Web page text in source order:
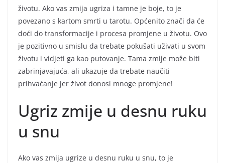
životu. Ako vas zmija ugriza i tamne je boje, to je
povezano s kartom smrti u tarotu. Općenito znači da će
doći do transformacije i procesa promjene u životu. Ovo
je pozitivno u smislu da trebate pokušati uživati u svom
životu i vidjeti ga kao putovanje. Tama zmije može biti
zabrinjavajuća, ali ukazuje da trebate naučiti
prihvaćanje jer život donosi mnoge promjene!
Ugriz zmije u desnu ruku
u snu
Ako vas zmija ugrize u desnu ruku u snu, to je